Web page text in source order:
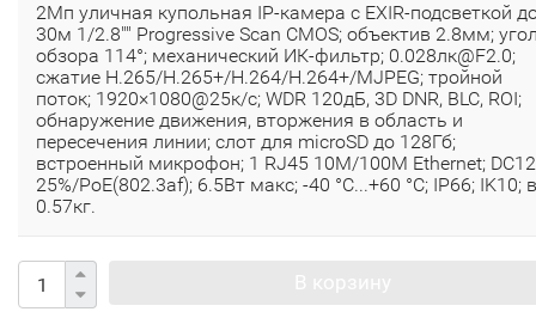
2Мп уличная купольная IP-камера с EXIR-подсветкой
30м 1/2.8"" Progressive Scan CMOS; объектив 2.8мм;
обзора 114°; механический ИК-фильтр; 0.028лк@F2.0;
сжатие H.265/H.265+/H.264/H.264+/MJPEG; тройной
поток; 1920×1080@25к/с; WDR 120дБ, 3D DNR, BLC, ROI;
обнаружение движения, вторжения в область и
пересечения линии; слот для microSD до 128Гб;
встроенный микрофон; 1 RJ45 10M/100M Ethernet;
25%/PoE(802.3af); 6.5Вт макс; -40 °C...+60 °C; IP66; IK10;
0.57кг.